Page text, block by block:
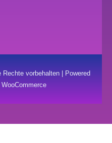
vorbehalten | Powered